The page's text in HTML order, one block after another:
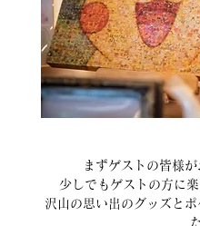
まずゲストの皆様
少しでもゲストの方に
沢山の思い出のグッズと